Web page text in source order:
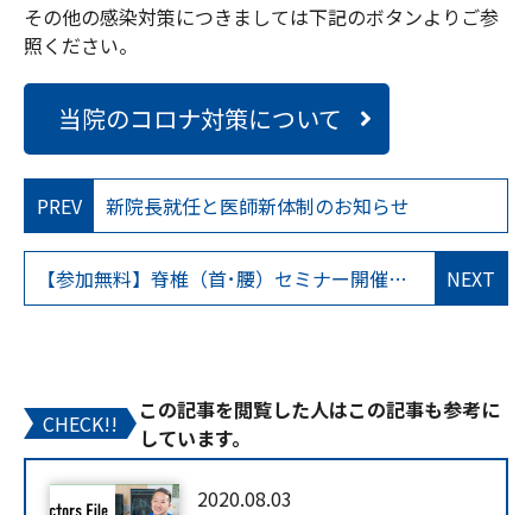
その他の感染対策につきましては下記のボタンよりご参
照ください。
当院のコロナ対策について
PREV 新院長就任と医師新体制のお知らせ
NEXT
【参加無料】脊椎（首･腰）セミナー開催のお知らせ
CHECK!!
この記事を閲覧した人はこの記事も参考に
しています。
2020.08.03